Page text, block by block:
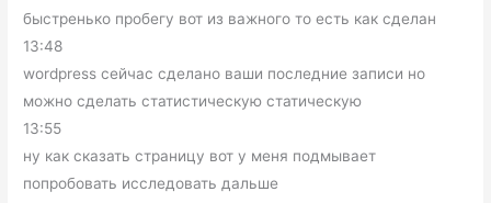
быстренько пробегу вот из важного то есть как сделан
13:48
wordpress сейчас сделано ваши последние записи но
можно сделать статистическую статическую
13:55
ну как сказать страницу вот у меня подмывает
попробовать исследовать дальше